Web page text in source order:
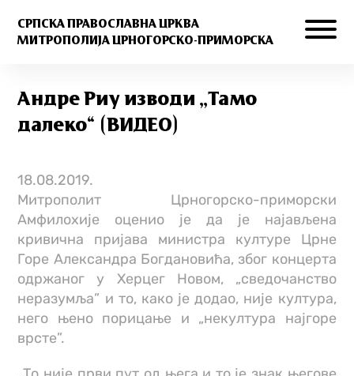
СРПСКА ПРАВОСЛАВНА ЦРКВА
МИТРОПОЛИЈА ЦРНОГОРСКО-ПРИМОРСКА
Андре Риу изводи „Тамо
далеко“ (ВИДЕО)
18.08.2019.
Митрополит Црногорско-приморски
Амфилохије оценио је да је најављена
кривична пријава министра културе Црне
Горе Александра Богдановића, због концерта
одржаног у Херцег Новом, „сведочанство
неразумља” и то, како је додао, није култура,
него њено порицање и „некултура најгоре
врсте”.